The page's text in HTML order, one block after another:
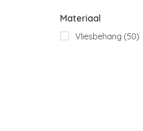
Materiaal
Vliesbehang (50)